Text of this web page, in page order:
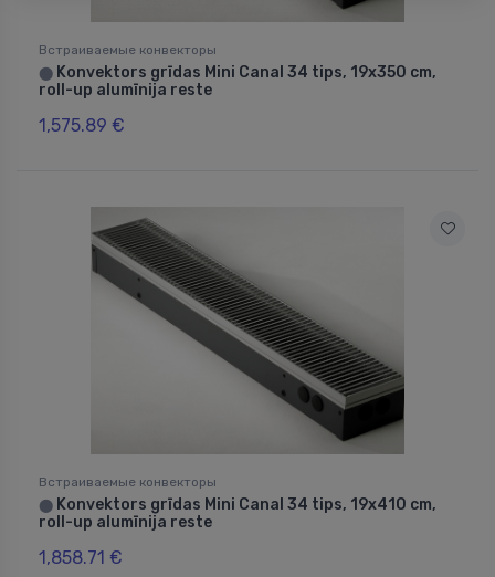
Встраиваемые конвекторы
⬤ Konvektors grīdas Mini Canal 34 tips, 19x350 cm,
roll-up alumīnija reste
1,575.89 €
Встраиваемые конвекторы
⬤ Konvektors grīdas Mini Canal 34 tips, 19x410 cm,
roll-up alumīnija reste
1,858.71 €